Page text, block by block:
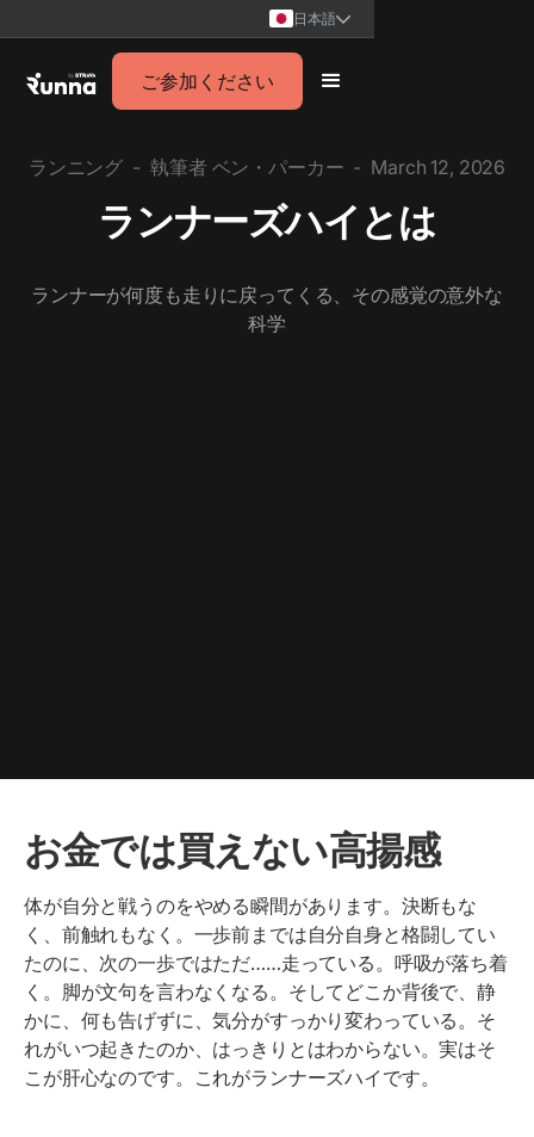
日本語
ご参加ください
ランニング - 執筆者 ベン・パーカー - March 12, 2026
ランナーズハイとは
ランナーが何度も走りに戻ってくる、その感覚の意外な
科学
お金では買えない高揚感
体が自分と戦うのをやめる瞬間があります。決断もな
く、前触れもなく。一歩前までは自分自身と格闘してい
たのに、次の一歩ではただ……走っている。呼吸が落ち着
く。脚が文句を言わなくなる。そしてどこか背後で、静
かに、何も告げずに、気分がすっかり変わっている。そ
れがいつ起きたのか、はっきりとはわからない。実はそ
こが肝心なのです。これがランナーズハイです。